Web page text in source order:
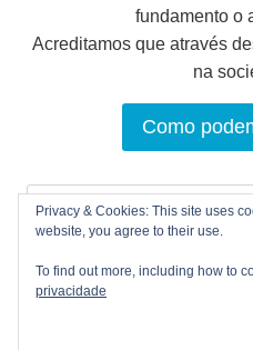
fundamento o
Acreditamos que através
na
Como
Pesquisar
por:
© 2026 LOGOS
Privacy & Cookies: This site uses
website, you agree to their use.
To find out more, including how to
privacidade